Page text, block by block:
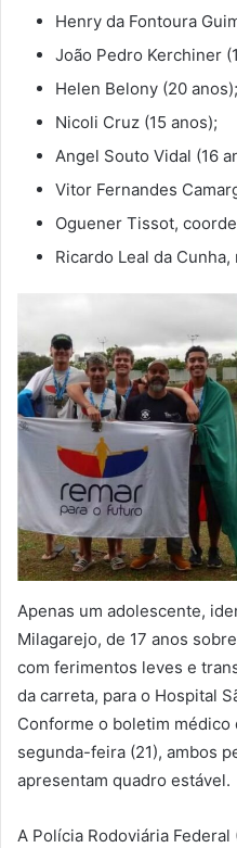
Henry da Fontoura
João Pedro Kerchiner
Helen Belony (20 anos);
Nicoli Cruz (15 anos);
Angel Souto Vidal (16
Vitor Fernandes
Oguener Tissot,
Ricardo Leal da
Apenas um adolescente,
Milagarejo, de 17 anos
com ferimentos leves e
da carreta, para o Hospital
Conforme o boletim médico
segunda-feira (21), ambos
apresentam quadro estável.
A Polícia Rodoviária